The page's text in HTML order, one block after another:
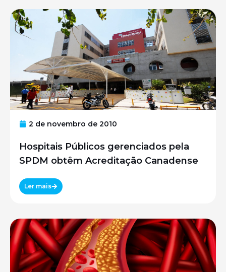
2 de novembro de 2010
Hospitais Públicos gerenciados pela
SPDM obtêm Acreditação Canadense
Ler mais